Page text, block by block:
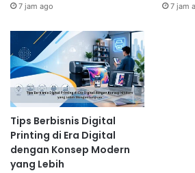
7 jam ago 7 jam
Tips Berbisnis Digital
Printing di Era Digital
dengan Konsep Modern
yang Lebih